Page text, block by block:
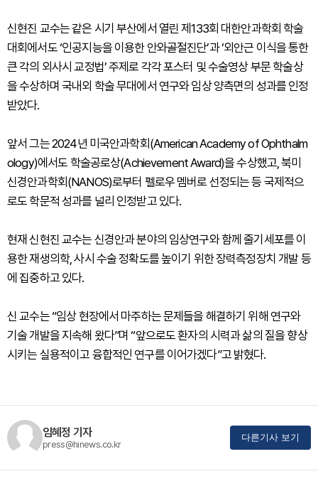
신현진 교수는 같은 시기 부산에서 열린 제133회 대한안과학회 학술
대회에서도 ‘인공지능을 이용한 안와골절진단’과 ‘외안근 이식을 통한
큰 각의 외사시 교정법’ 주제로 각각 포스터 및 수술영상 부문 학술상
을 수상하며 국내외 학술 무대에서 연구와 임상 양측면의 성과를 인정
받았다.
앞서 그는 2024년 미국안과학회(American Academy of Ophthalm
ology)에서도 학술공로상(Achievement Award)을 수상했고, 북미
신경안과학회(NANOS)로부터 펠로우 멤버로 선정되는 등 국제적으
로도 학문적 성과를 널리 인정받고 있다.
현재 신현진 교수는 신경안과 분야의 임상연구와 함께 줄기세포를 이
용한 재생의학, 사시 수술 정확도를 높이기 위한 장력측정장치 개발 등
에 집중하고 있다.
신 교수는 “임상 현장에서 마주하는 문제들을 해결하기 위해 연구와
기술 개발을 지속해 왔다”며 “앞으로도 환자의 시력과 삶의 질을 향상
시키는 실용적이고 융합적인 연구를 이어가겠다”고 밝혔다.
임혜정 기자
press@hinews.co.kr
다른기사 보기